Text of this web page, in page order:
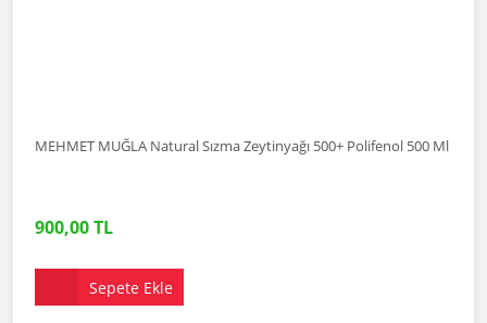
MEHMET MUĞLA Natural Sızma Zeytinyağı 500+ Polifenol 500 Ml
900,00 TL
Sepete Ekle